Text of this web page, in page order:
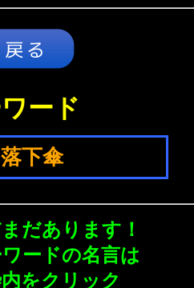
ード
落下傘
だあります！
ードの名言は
をクリック